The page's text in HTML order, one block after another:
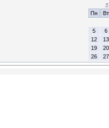
«
Пн
Вт
5
6
12
13
19
20
26
27